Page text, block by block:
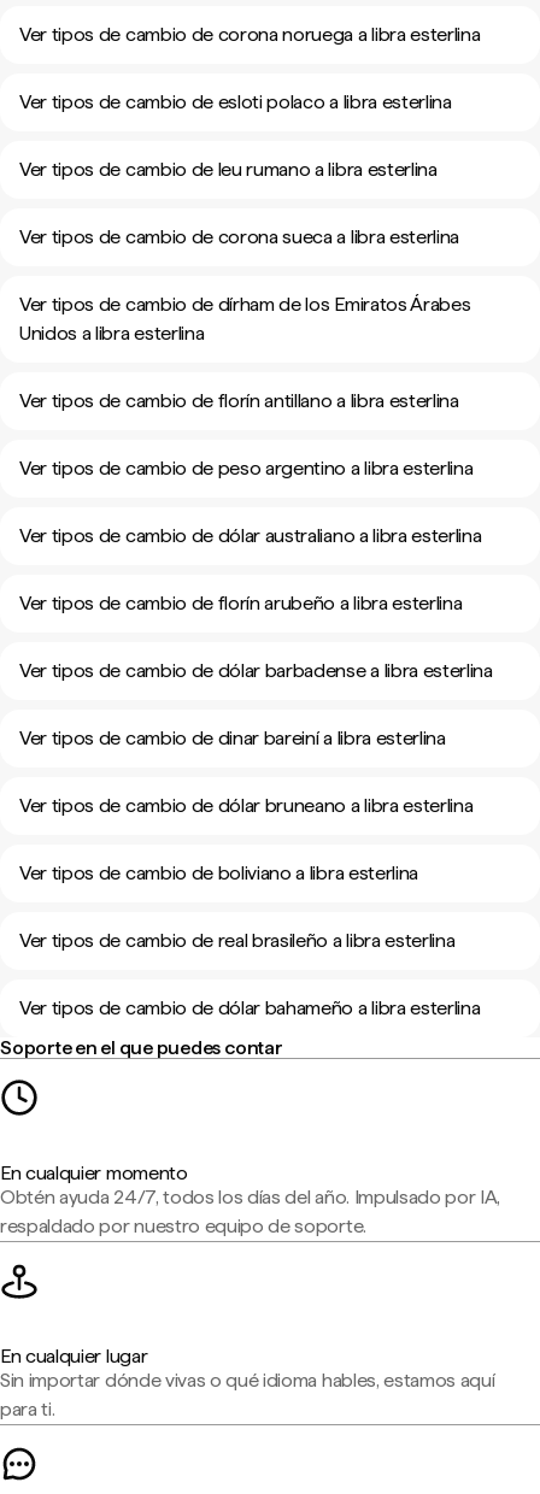
Ver tipos de cambio de corona noruega a libra esterlina
Ver tipos de cambio de esloti polaco a libra esterlina
Ver tipos de cambio de leu rumano a libra esterlina
Ver tipos de cambio de corona sueca a libra esterlina
Ver tipos de cambio de dírham de los Emiratos Árabes
Unidos a libra esterlina
Ver tipos de cambio de florín antillano a libra esterlina
Ver tipos de cambio de peso argentino a libra esterlina
Ver tipos de cambio de dólar australiano a libra esterlina
Ver tipos de cambio de florín arubeño a libra esterlina
Ver tipos de cambio de dólar barbadense a libra esterlina
Ver tipos de cambio de dinar bareiní a libra esterlina
Ver tipos de cambio de dólar bruneano a libra esterlina
Ver tipos de cambio de boliviano a libra esterlina
Ver tipos de cambio de real brasileño a libra esterlina
Ver tipos de cambio de dólar bahameño a libra esterlina
Soporte en el que puedes contar
En cualquier momento
Obtén ayuda 24/7, todos los días del año. Impulsado por IA,
respaldado por nuestro equipo de soporte.
En cualquier lugar
Sin importar dónde vivas o qué idioma hables, estamos aquí
para ti.